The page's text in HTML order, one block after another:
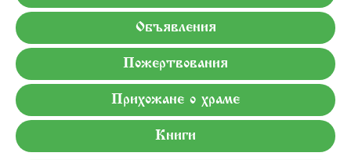
Объявления
Пожертвования
Прихожане о храме
Книги